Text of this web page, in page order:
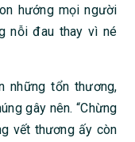
hướng mọi người
nỗi đau thay vì né
những tổn thương,
gây nên. “Chừng
vết thương ấy còn